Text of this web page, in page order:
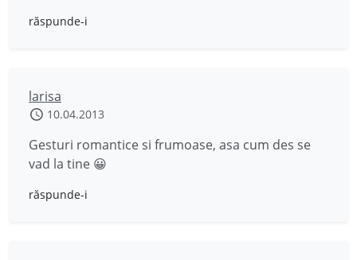
răspunde-i
larisa
10.04.2013
Gesturi romantice si frumoase, asa cum des se
vad la tine 😀
răspunde-i